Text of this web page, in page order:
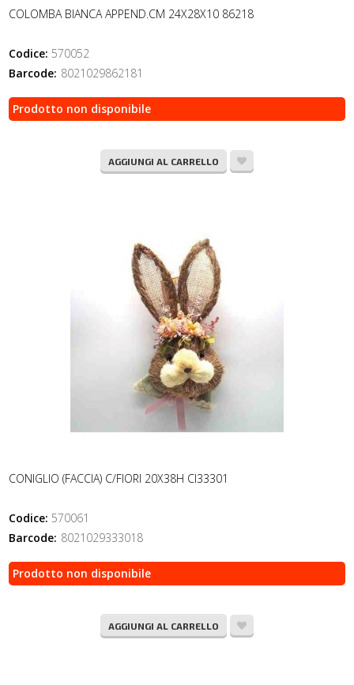
COLOMBA BIANCA APPEND.CM 24X28X10 86218
Codice: 570052
Barcode: 8021029862181
Prodotto non disponibile
AGGIUNGI AL CARRELLO
CONIGLIO (FACCIA) C/FIORI 20X38H CI33301
Codice: 570061
Barcode: 8021029333018
Prodotto non disponibile
AGGIUNGI AL CARRELLO